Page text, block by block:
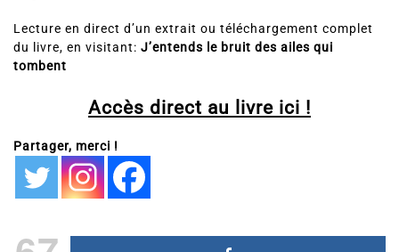
Lecture en direct d’un extrait ou téléchargement complet
du livre, en visitant: J’entends le bruit des ailes qui
tombent
Accès direct au livre ici !
Partager, merci !